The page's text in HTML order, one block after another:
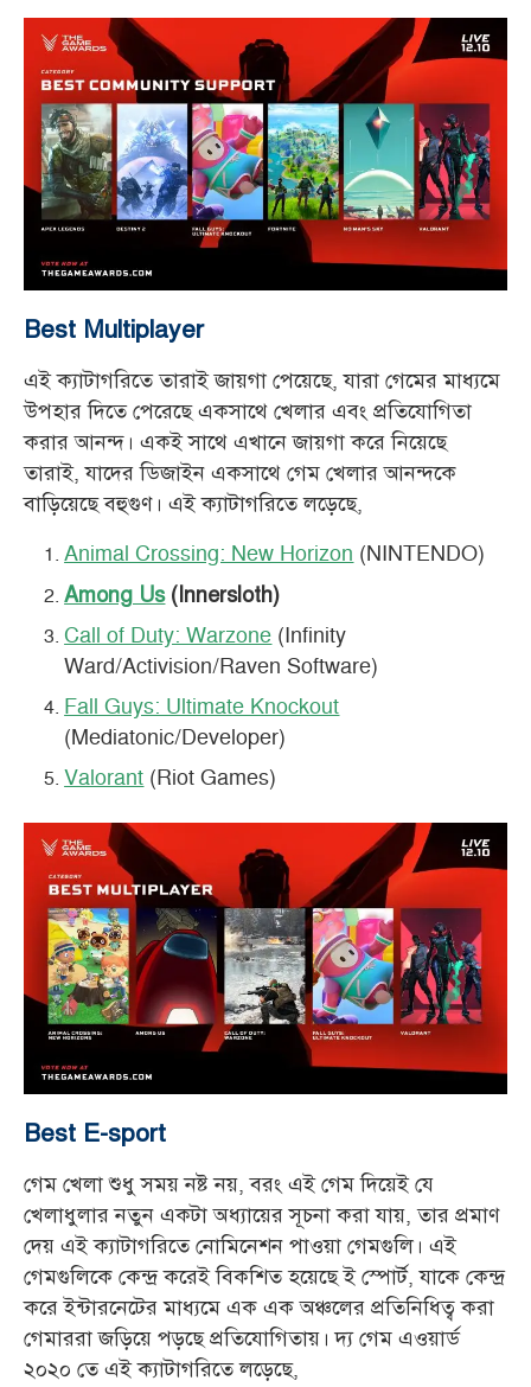
Best Multiplayer
এই ক্যাটাগরিতে তারাই জায়গা পেয়েছে, যারা গেমের মাধ্যমে
উপহার দিতে পেরেছে একসাথে খেলার এবং প্রতিযোগিতা
করার আনন্দ। একই সাথে এখানে জায়গা করে নিয়েছে
তারাই, যাদের ডিজাইন একসাথে গেম খেলার আনন্দকে
বাড়িয়েছে বহুগুণ। এই ক্যাটাগরিতে লড়েছে,
Animal Crossing: New Horizon (NINTENDO)
Among Us(Innersloth)
Call of Duty: Warzone (Infinity
Ward/Activision/Raven Software)
Fall Guys: Ultimate Knockout
(Mediatonic/Developer)
Valorant (Riot Games)
Best E-sport
গেম খেলা শুধু সময় নষ্ট নয়, বরং এই গেম দিয়েই যে
খেলাধুলার নতুন একটা অধ্যায়ের সূচনা করা যায়, তার প্রমাণ
দেয় এই ক্যাটাগরিতে নোমিনেশন পাওয়া গেমগুলি। এই
গেমগুলিকে কেন্দ্র করেই বিকশিত হয়েছে ই স্পোর্ট, যাকে কেন্দ্র
করে ইন্টারনেটের মাধ্যমে এক এক অঞ্চলের প্রতিনিধিত্ব করা
গেমাররা জড়িয়ে পড়ছে প্রতিযোগিতায়। দ্য গেম এওয়ার্ড
২০২০ তে এই ক্যাটাগরিতে লড়েছে,